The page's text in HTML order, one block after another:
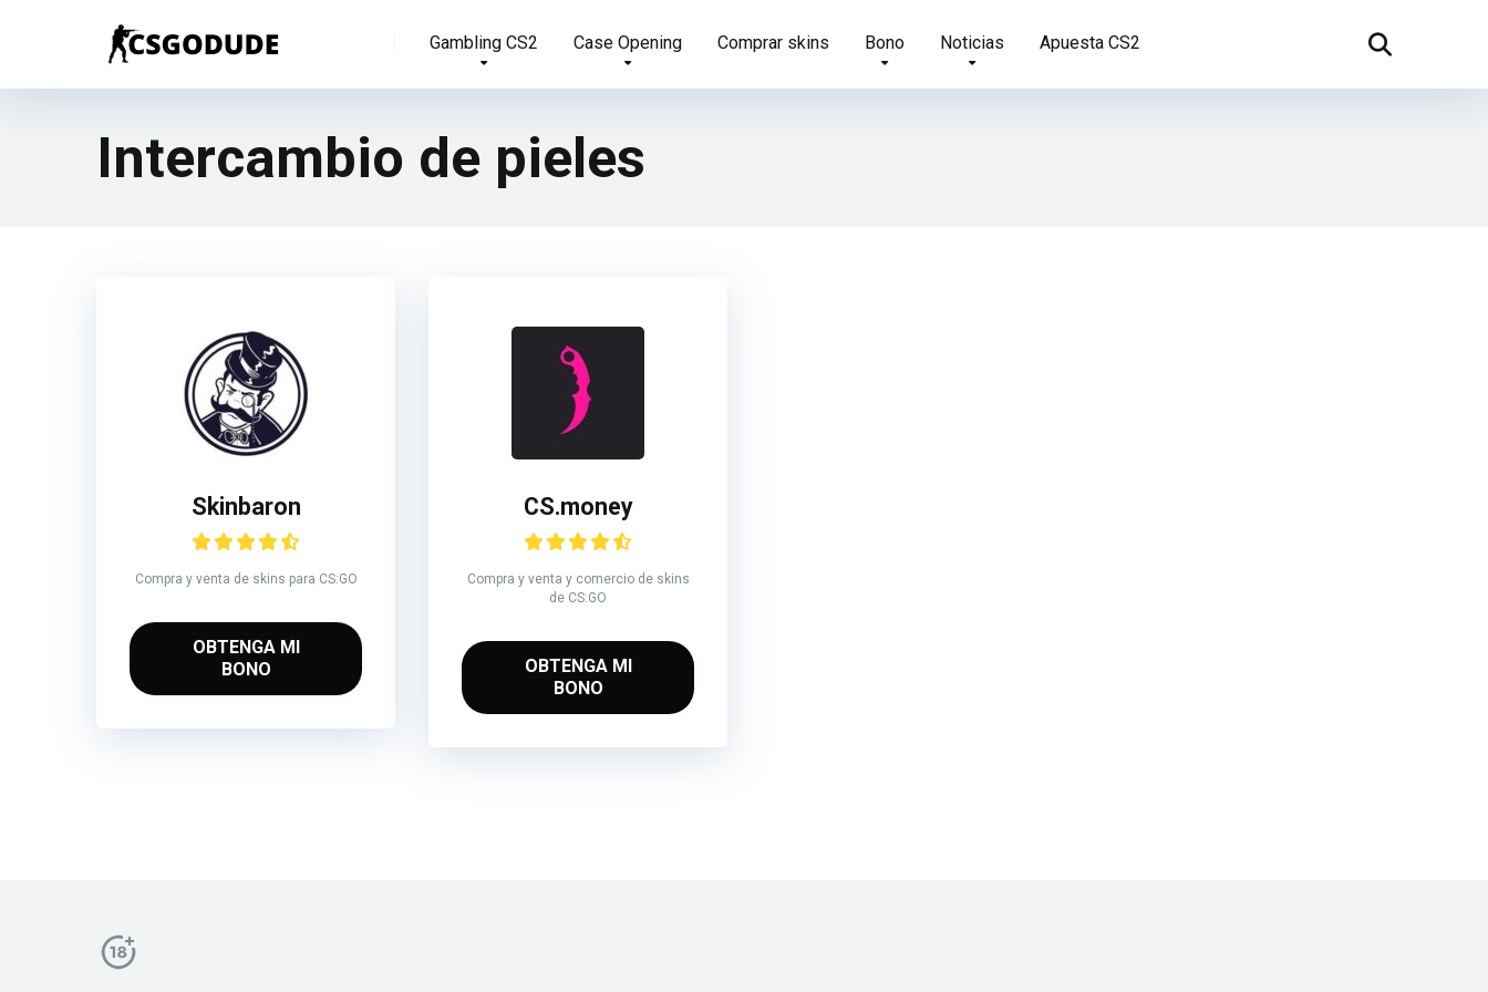
Gambling CS2 Case Opening Comprar skins Bono Noticias Apuesta CS2
Intercambio de pieles
Skinbaron
Compra y venta de skins para CS:GO
OBTENGA MI
BONO
CS.money
Compra y venta y comercio de skins
de CS:GO
OBTENGA MI
BONO